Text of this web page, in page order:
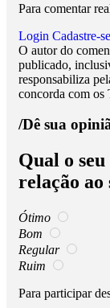
Para comentar
Login Cadastre-se
O autor do
publicado,
responsabiliza
concorda com os
/Dê sua
Qual o
relação ao
Ótimo
Bom
Regular
Ruim
Para participar